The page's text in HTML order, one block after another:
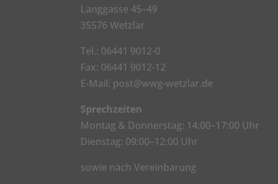
Langgasse 45–49
35576 Wetzlar
Tel.: 06441 9012-0
Fax: 06441 9012-12
E-Mail: post@wwg-wetzlar.de
Sprechzeiten
Montag & Donnerstag: 14:00–17:00 Uhr
Dienstag: 09:00–12:00 Uhr
sowie nach Vereinbarung